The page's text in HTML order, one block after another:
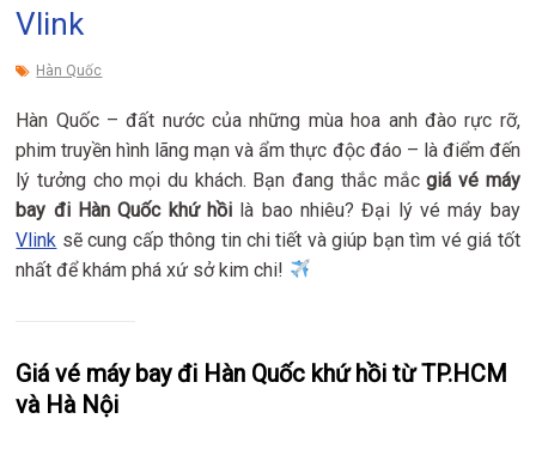
Vlink
Hàn Quốc
Hàn Quốc – đất nước của những mùa hoa anh đào rực rỡ,
phim truyền hình lãng mạn và ẩm thực độc đáo – là điểm đến
lý tưởng cho mọi du khách. Bạn đang thắc mắcgiá vé máy
bay đi Hàn Quốc khứ hồi là bao nhiêu? Đại lý vé máy bay
Vlink sẽ cung cấp thông tin chi tiết và giúp bạn tìm vé giá tốt
nhất để khám phá xứ sở kim chi!
Giá vé máy bay đi Hàn Quốc khứ hồi từ TP.HCM
và Hà Nội